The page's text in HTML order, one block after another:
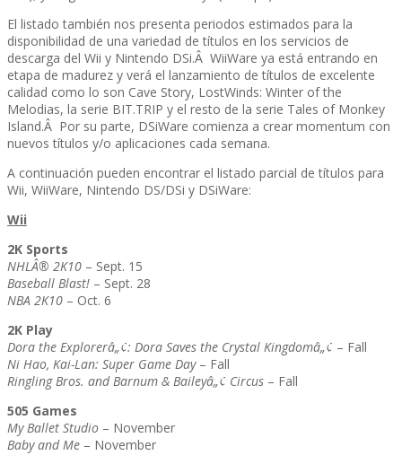
El listado también nos presenta periodos estimados para la
disponibilidad de una variedad de tí­tulos en los servicios de
descarga del Wii y Nintendo DSi.Â WiiWare ya está entrando en
etapa de madurez y verá el lanzamiento de tí­tulos de excelente
calidad como lo son Cave Story, LostWinds: Winter of the
Melodias, la serie BIT.TRIP y el resto de la serie Tales of Monkey
Island.Â Por su parte, DSiWare comienza a crear momentum con
nuevos tí­tulos y/o aplicaciones cada semana.
A continuación pueden encontrar el listado parcial de tí­tulos para
Wii, WiiWare, Nintendo DS/DSi y DSiWare:
Wii
2K Sports
NHLÂ® 2K10 – Sept. 15
Baseball Blast! – Sept. 28
NBA 2K10 – Oct. 6
2K Play
Dora the Explorerâ„¢: Dora Saves the Crystal Kingdomâ„¢ – Fall
Ni Hao, Kai-Lan: Super Game Day – Fall
Ringling Bros. and Barnum & Baileyâ„¢ Circus – Fall
505 Games
My Ballet Studio – November
Baby and Me – November